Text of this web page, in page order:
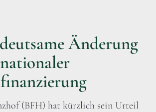
Änderung
(BFH) hat kürzlich sein Urteil